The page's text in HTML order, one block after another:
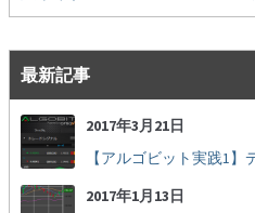
最新記事
2017年3月21日
【アルゴビット実践1】
2017年1月13日